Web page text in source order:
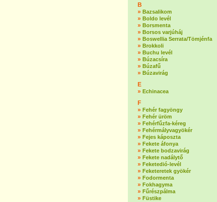
B
» Bazsalikom
» Boldo levél
» Borsmenta
» Borsos varjúháj
» Boswellia Serrata/Tömjénfa
» Brokkoli
» Buchu levél
» Búzacsíra
» Búzafű
» Búzavirág
E
» Echinacea
F
» Fehér fagyöngy
» Fehér üröm
» Fehérfűzfa-kéreg
» Fehérmályvagyökér
» Fejes káposzta
» Fekete áfonya
» Fekete bodzavirág
» Fekete nadálytő
» Feketedió-levél
» Feketeretek gyökér
» Fodormenta
» Fokhagyma
» Fűrészpálma
» Füstike